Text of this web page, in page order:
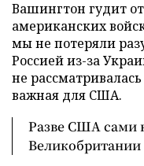
Вашингтон гудит
американских
мы не потеряли
Россией из-за
не
важная для США.
Разве США сами
Великобритании